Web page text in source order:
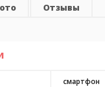
Отзывы
смартфон